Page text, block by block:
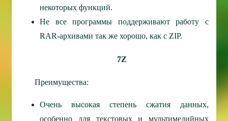
некоторых функций.
Не все программы поддерживают работу с
RAR-архивами так же хорошо, как с ZIP.
7Z
Преимущества:
Очень высокая степень сжатия данных,
особенно для текстовых и мультимедийных